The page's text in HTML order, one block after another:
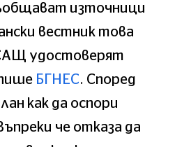
източници
вестник това
удостоверят
БГНЕС. Според
как да оспори
че отказа да